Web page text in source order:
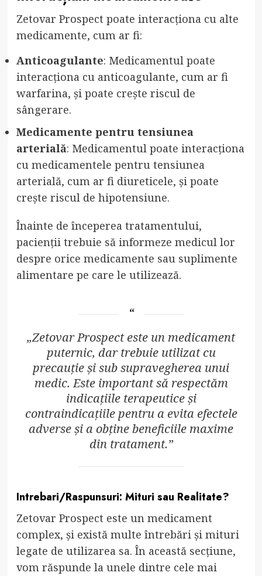
Zetovar Prospect poate interacționa cu alte
medicamente, cum ar fi:
Anticoagulante: Medicamentul poate
interacționa cu anticoagulante, cum ar fi
warfarina, și poate crește riscul de
sângerare.
Medicamente pentru tensiunea
arterială: Medicamentul poate interacționa
cu medicamentele pentru tensiunea
arterială, cum ar fi diureticele, și poate
crește riscul de hipotensiune.
Înainte de începerea tratamentului,
pacienții trebuie să informeze medicul lor
despre orice medicamente sau suplimente
alimentare pe care le utilizează.
„Zetovar Prospect este un medicament
puternic, dar trebuie utilizat cu
precauție și sub supravegherea unui
medic. Este important să respectăm
indicațiile terapeutice și
contraindicațiile pentru a evita efectele
adverse și a obține beneficiile maxime
din tratament.”
Intrebari/Raspunsuri: Mituri sau Realitate?
Zetovar Prospect este un medicament
complex, și există multe întrebări și mituri
legate de utilizarea sa. În această secțiune,
vom răspunde la unele dintre cele mai